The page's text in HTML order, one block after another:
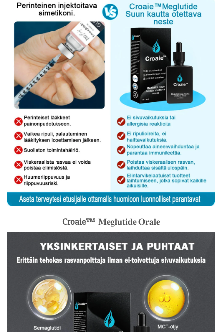
Croaie™ 𝐌𝐞𝐠𝐥𝐮𝐭𝐢𝐝𝐞 𝐎𝐫𝐚𝐥𝐞